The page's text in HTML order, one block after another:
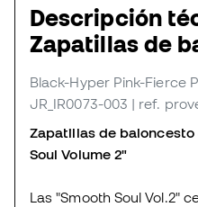
Descripción
Zapatillas de
Black-Hyper Pink-Fierce
JR_IR0073-003 | ref.
Zapatillas de
Soul Volume 2"
Las "Smooth Soul Vol.2"